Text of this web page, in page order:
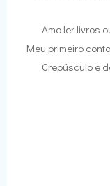
Amo ler livros
Meu primeiro
Crepúsculo e